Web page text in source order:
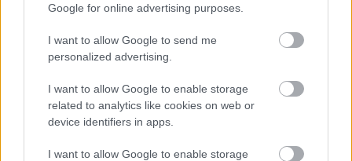
Google for online advertising purposes.
I want to allow Google to send me
personalized advertising.
I want to allow Google to enable storage
related to analytics like cookies on web or
device identifiers in apps.
I want to allow Google to enable storage